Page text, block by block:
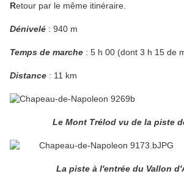
Retour par le même itinéraire.
Dénivelé : 940 m
Temps de marche : 5 h 00 (dont 3 h 15 de
Distance : 11 km
Le Mont Trélod vu de la piste
La piste à l'entrée du Vallon